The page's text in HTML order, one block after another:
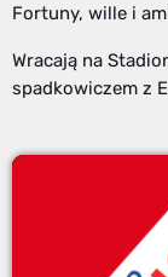
Fortuny, wille i
Wracają na
spadkowiczem z